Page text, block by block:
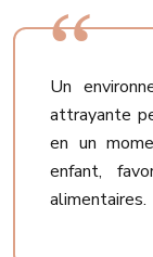
Un
attrayante
en un
enfant,
alimentaires.